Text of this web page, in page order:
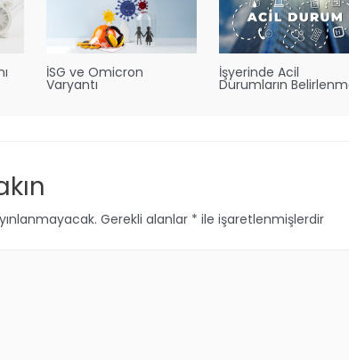
İSG ve Omicron
Varyantı
İşyerinde Acil
Durumların
Gerekli alanlar * ile işaretlenmişlerdir